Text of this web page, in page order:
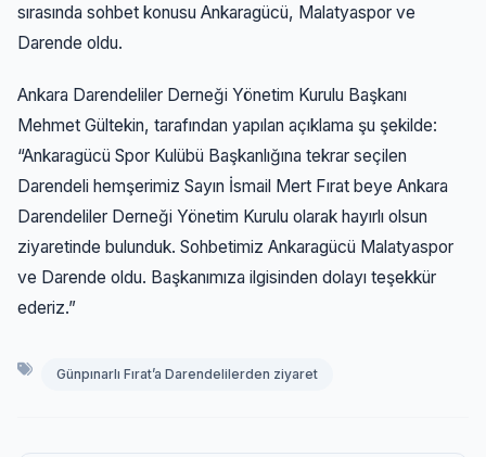
sırasında sohbet konusu Ankaragücü, Malatyaspor ve
Darende oldu.
Ankara Darendeliler Derneği Yönetim Kurulu Başkanı
Mehmet Gültekin, tarafından yapılan açıklama şu şekilde:
“Ankaragücü Spor Kulübü Başkanlığına tekrar seçilen
Darendeli hemşerimiz Sayın İsmail Mert Fırat beye Ankara
Darendeliler Derneği Yönetim Kurulu olarak hayırlı olsun
ziyaretinde bulunduk. Sohbetimiz Ankaragücü Malatyaspor
ve Darende oldu. Başkanımıza ilgisinden dolayı teşekkür
ederiz.”
Günpınarlı Fırat’a Darendelilerden ziyaret